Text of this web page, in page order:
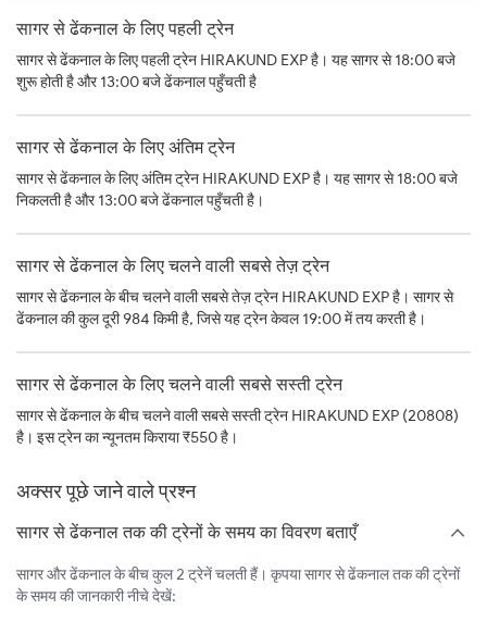
सागर से ढेंकनाल के लिए पहली ट्रेन
सागर से ढेंकनाल के लिए पहली ट्रेन HIRAKUND EXP है। यह सागर से 18:00 बजे
शुरू होती है और 13:00 बजे ढेंकनाल पहुँचती है
सागर से ढेंकनाल के लिए अंतिम ट्रेन
सागर से ढेंकनाल के लिए अंतिम ट्रेन HIRAKUND EXP है। यह सागर से 18:00 बजे
निकलती है और 13:00 बजे ढेंकनाल पहुँचती है।
सागर से ढेंकनाल के लिए चलने वाली सबसे तेज़ ट्रेन
सागर से ढेंकनाल के बीच चलने वाली सबसे तेज़ ट्रेन HIRAKUND EXP है। सागर से
ढेंकनाल की कुल दूरी 984 किमी है, जिसे यह ट्रेन केवल 19:00 में तय करती है।
सागर से ढेंकनाल के लिए चलने वाली सबसे सस्ती ट्रेन
सागर से ढेंकनाल के बीच चलने वाली सबसे सस्ती ट्रेन HIRAKUND EXP (20808)
है। इस ट्रेन का न्यूनतम किराया ₹550 है।
अक्सर पूछे जाने वाले प्रश्न
सागर से ढेंकनाल तक की ट्रेनों के समय का विवरण बताएँ
सागर और ढेंकनाल के बीच कुल 2 ट्रेनें चलती हैं। कृपया सागर से ढेंकनाल तक की ट्रेनों
के समय की जानकारी नीचे देखें: